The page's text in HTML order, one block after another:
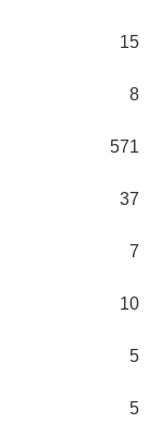
15
8
571
37
7
10
5
5